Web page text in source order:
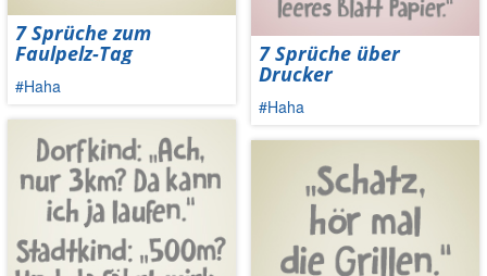
7 Sprüche zum
Faulpelz-Tag
#Haha
7 Sprüche über
Drucker
#Haha